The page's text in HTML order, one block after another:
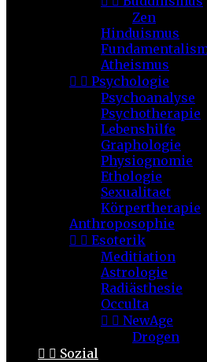
Zen
Hinduismus
Atheismus
  Psychologie
Psychoanalyse
Psychotherapie
Lebenshilfe
Graphologie
Physiognomie
Ethologie
Sexualitaet
Körpertherapie
Anthroposophie
  Esoterik
Meditiation
Astrologie
Radiästhesie
Occulta
  NewAge
Drogen
  Sozial